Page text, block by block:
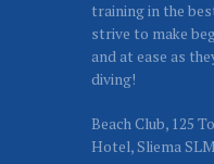
training in the
strive to make
and at ease as
diving!
Beach Club, 125
Hotel, Sliema